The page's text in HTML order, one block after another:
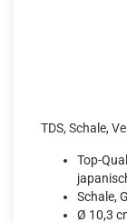
TDS, Schale,
Top-
Schale,
Ø 10,3